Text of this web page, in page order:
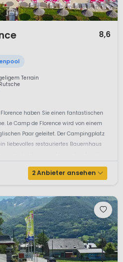
8,6
Terrain
haben Sie einen fantastischen
Le Camp de Florence wird von einem
Paar geleitet. Der Campingplatz
liebevolles restauriertes Bauernhaus
2 Anbieter ansehen